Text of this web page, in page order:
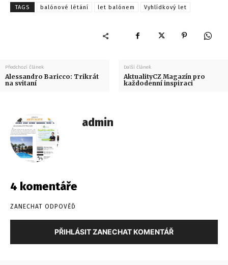
TAGS balónové létání let balónem Vyhlídkový let
Předchozí článek
Alessandro Baricco: Trikrát
na svitaní
Další článek
AktualityCZ Magazín pro
každodenní inspiraci
admin
4 komentáře
ZANECHAT ODPOVĚĎ
PŘIHLÁSIT ZANECHAT KOMENTÁŘ